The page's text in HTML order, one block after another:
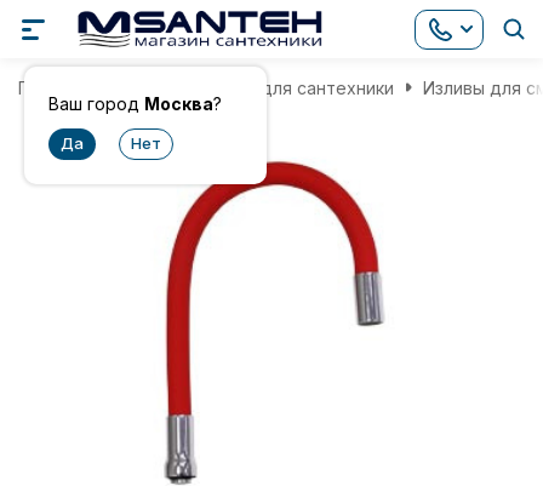
Ваш город Москва?
Главная Комплектующие для сантехники Изливы для